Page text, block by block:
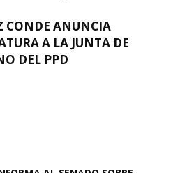
CONDE ANUNCIA
A LA JUNTA DE
DEL PPD